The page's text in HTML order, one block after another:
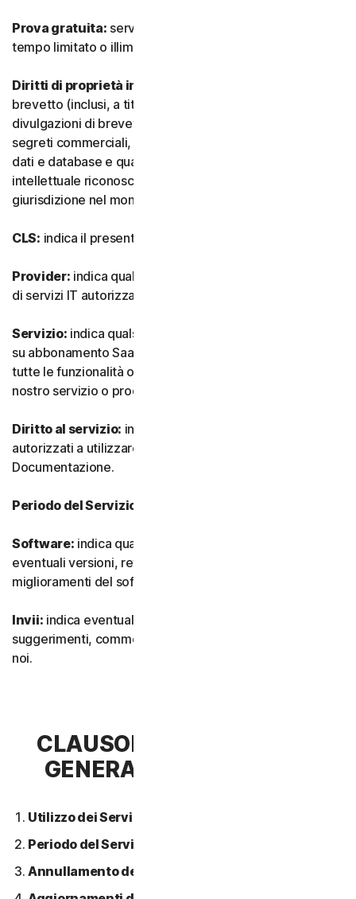
Prova gratuita: servizio offerto su base gratuita, a
tempo limitato o illimitato.
Diritti di proprietà intellettuale:
brevetto (inclusi, a titolo esemplificativo, domande e
divulgazioni di brevetti), invenzioni, diritti d’autore,
segreti commerciali, diritti morali, know-how, diritti su
dati e database e qualsiasi altro diritto di proprietà
intellettuale riconosciuto in qualsiasi Paese o
giurisdizione nel mondo.
CLS: indica il presente Contratto di Licenza e Servizi.
Provider: indica qualsiasi nostro rivenditore o provider
di servizi IT autorizzato.
Servizio: indica qualsiasi nostro servizio o offerta basata
su abbonamento SaaS (software as-a-service) insieme a
tutte le funzionalità o servizi associati, nonché qualsiasi
nostro servizio o prodotto una tantum.
Diritto al servizio: indica il numero e il tipo di Dispositivi
autorizzati a utilizzare il Software, come specificato nella
Documentazione.
Periodo del Servizio:
Software: indica qualsiasi nostro software, inclusi
eventuali versioni, revisioni, aggiornamenti o
miglioramenti del software.
Invii: indica eventuali feedback, recensioni,
suggerimenti, commenti o idee relativi ai Servizi inviati a
noi.
CLAUSOLA 2 - CONDIZIONI
GENERALI DEL SERVIZIO
Utilizzo dei Servizi.
Periodo del Servizio.
Annullamento del Servizio.